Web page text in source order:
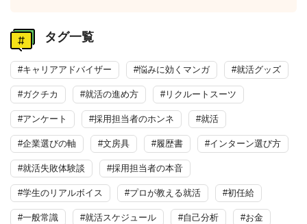
タグ一覧
#キャリアアドバイザー #悩みに効くマンガ #就活グッズ
#ガクチカ #就活の進め方 #リクルートスーツ
#アンケート #採用担当者のホンネ #就活
#企業選びの軸 #文房具 #履歴書 #インターン選び方
#就活失敗体験談 #採用担当者の本音
#学生のリアルボイス #プロが教える就活 #初任給
#一般常識 #就活スケジュール #自己分析 #お金